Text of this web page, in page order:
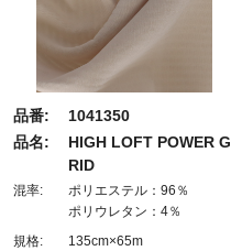
品番:
1041350
品名:
HIGH LOFT POWER G
RID
混率:
ポリエステル：96％
ポリウレタン：4％
規格:
135cm×65m